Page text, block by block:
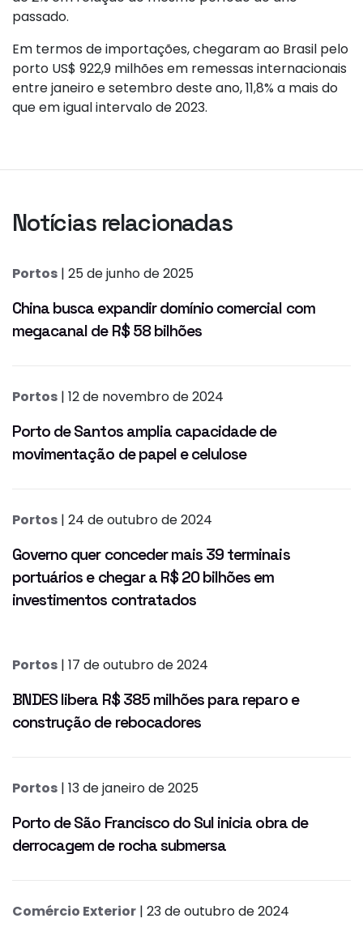
passado.
Em termos de importações, chegaram ao Brasil pelo
porto US$ 922,9 milhões em remessas internacionais
entre janeiro e setembro deste ano, 11,8% a mais do
que em igual intervalo de 2023.
Notícias relacionadas
Portos | 25 de junho de 2025
China busca expandir domínio comercial com
megacanal de R$ 58 bilhões
Portos | 12 de novembro de 2024
Porto de Santos amplia capacidade de
movimentação de papel e celulose
Portos | 24 de outubro de 2024
Governo quer conceder mais 39 terminais
portuários e chegar a R$ 20 bilhões em
investimentos contratados
Portos | 17 de outubro de 2024
BNDES libera R$ 385 milhões para reparo e
construção de rebocadores
Portos | 13 de janeiro de 2025
Porto de São Francisco do Sul inicia obra de
derrocagem de rocha submersa
Comércio Exterior | 23 de outubro de 2024